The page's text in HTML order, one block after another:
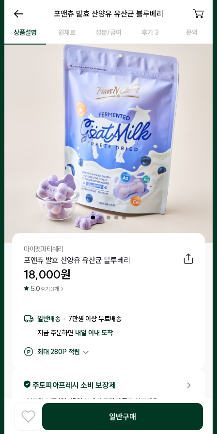
포앤츄 블루베리
포앤츄 발효 산양유 유산균 블루베리
상품설명 원재료 성분/급여 후기 3 문의
포앤츄 블루베리
마이펫파티쉐리
포앤츄 발효 산양유 유산균 블루베리
18,000원
5.0후기 3개 >
일반배송 7만원 이상 무료배송
지금 주문하면 내일 이내 도착
최대280P 적립
주토피아프레시 소비 보장제
입고일 기준 1일-15일 이내 제조된 제품만 입고돼요.
• 소비기한이 20일 이내 남은 제품은 체험을 신청한 고객님들께 랜
덤으로 배송해드리니 편하게 급여해 보세요!
홈
일반구매